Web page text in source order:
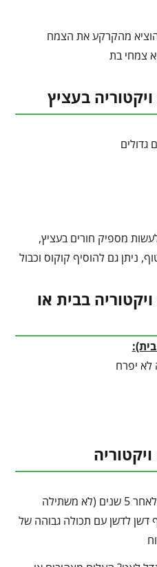
מהקרקע את הצמח
צמחי בת
בעציץ
גדולים
מספיק חורים בעציץ,
ניתן גם להוסיף קוקוס וכבול
בבית או
לא יפרח
דשן עם תכולה גבוהה של חנקן, לאחר 5 שנים (לא משתילה
דשן לדשן עם תכולה גבוהה של